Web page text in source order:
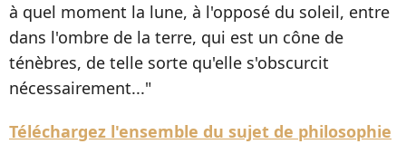
à quel moment la lune, à l'opposé du soleil, entre
dans l'ombre de la terre, qui est un cône de
ténèbres, de telle sorte qu'elle s'obscurcit
nécessairement..."
Téléchargez l'ensemble du sujet de philosophie